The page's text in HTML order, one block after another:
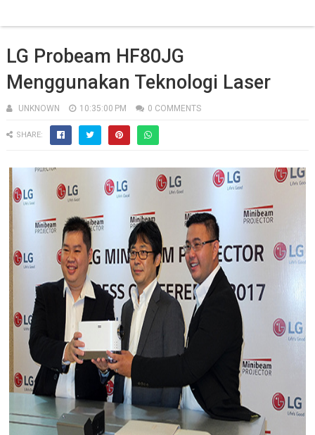
LG Probeam HF80JG
Menggunakan Teknologi Laser
UNKNOWN 10:35:00 PM 0 COMMENTS
SHARE: